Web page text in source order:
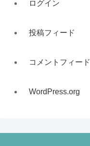
ログイン
投稿フィード
コメントフィード
WordPress.org